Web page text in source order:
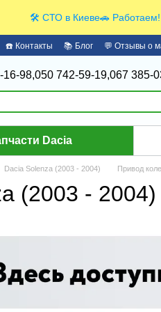
🛠️ СТО в Киеве🚗 Работаем!
☎️ Контакты 📚 Блог 💬 Отзывы о
16-98,050 742-59-19,067 385-
Dacia
Dacia Solenza (2003 - 2004) Привод
(2003 - 2004)